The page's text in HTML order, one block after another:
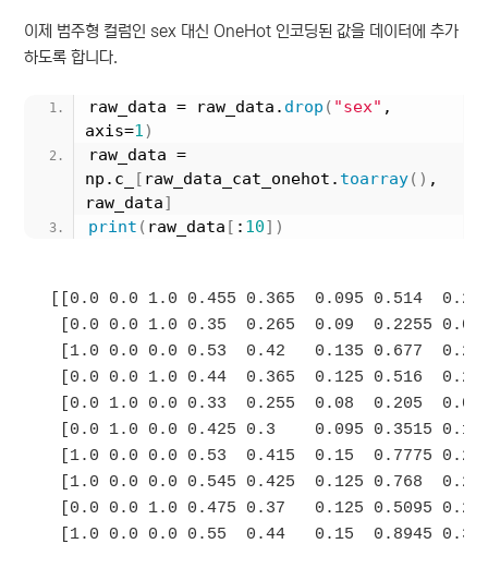
이제 범주형 컬럼인 sex 대신 OneHot 인코딩된 값을 데이터에 추가
하도록 합니다.
raw_data = raw_data. drop ( "sex" ,
axis=1)
raw_data =
np.c_
[ raw_data_cat_onehot. toarray() ,
raw_data]
print ( raw_data [ : 10])
[[0.0 0.0 1.0 0.455 0.365  0.095 0.514
[0.0 0.0 1.0 0.35  0.265  0.09  0.2255
[1.0 0.0 0.0 0.53  0.42   0.135 0.677
[0.0 0.0 1.0 0.44  0.365  0.125 0.516
[0.0 1.0 0.0 0.33  0.255  0.08  0.205
[0.0 1.0 0.0 0.425 0.3    0.095 0.3515
[1.0 0.0 0.0 0.53  0.415  0.15  0.7775
[1.0 0.0 0.0 0.545 0.425  0.125 0.768
[0.0 0.0 1.0 0.475 0.37   0.125 0.5095